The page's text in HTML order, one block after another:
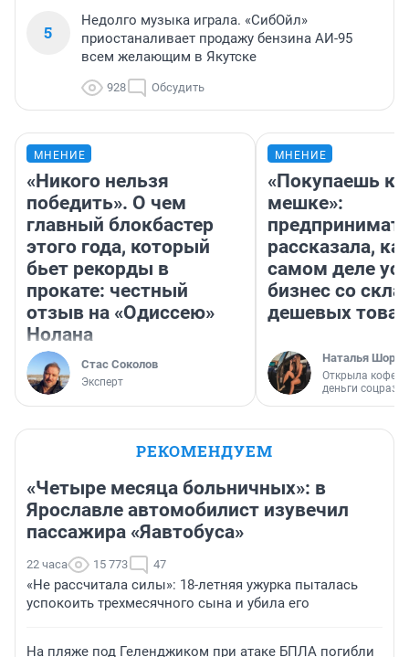
5
Недолго музыка играла. «СибОйл»
приостаналивает продажу бензина АИ-95
всем желающим в Якутске
928 Обсудить
МНЕНИЕ
«Никого нельзя
победить». О чем
главный блокбастер
этого года, который
бьет рекорды в
прокате: честный
отзыв на «Одиссею»
Нолана
Стас Соколов
Эксперт
МНЕНИЕ
«Покупаешь
мешке»:
рассказала,
самом деле
бизнес со
дешевых
Наталья
Открыла
деньги
РЕКОМЕНДУЕМ
«Четыре месяца больничных»: в
Ярославле автомобилист изувечил
пассажира «Яавтобуса»
22 часа 15 773 47
«Не рассчитала силы»: 18-летняя ужурка пыталась
успокоить трехмесячного сына и убила его
На пляже под Геленджиком при атаке БПЛА погибли